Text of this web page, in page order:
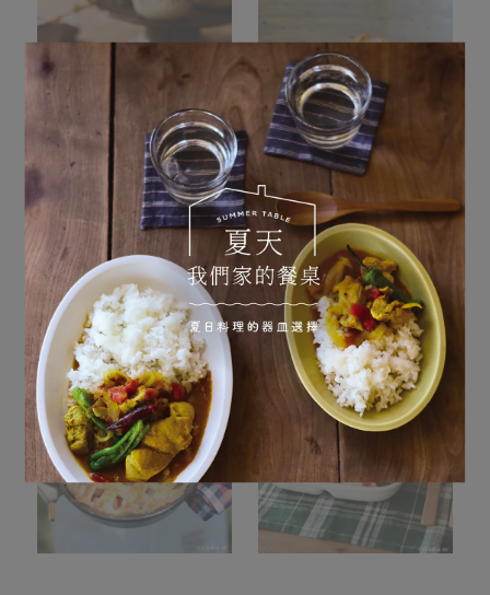
Audrey 小缽 薰衣草/靛青
NT$550
已售完
定番
Grise刻紋盤S
NT$730
加入購物車